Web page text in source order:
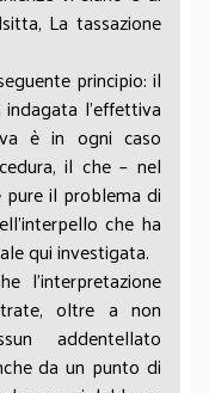
La tassazione
principio: il
l’effettiva
è in ogni caso
il che – nel
pure il problema di
che ha
qui investigata.
l’interpretazione
oltre a non
addentellato
da un punto di